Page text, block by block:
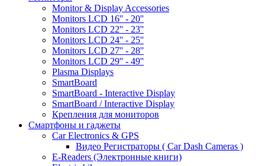
Monitor & Display Accessories
Monitors LCD 16'' - 20''
Monitors LCD 22'' - 23''
Monitors LCD 24'' - 25''
Monitors LCD 27'' - 28''
Monitors LCD 29'' - 49''
Plasma Displays
SmartBoard
SmartBoard - Interactive Display
SmartBoard / Interactive Display
Крепления для мониторов
Смартфоны и гаджеты
Car Electronics & GPS
Видео Регистраторы ( Car Dash Cameras )
E-Readers (Электронные книги)